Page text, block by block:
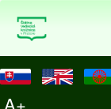
A+